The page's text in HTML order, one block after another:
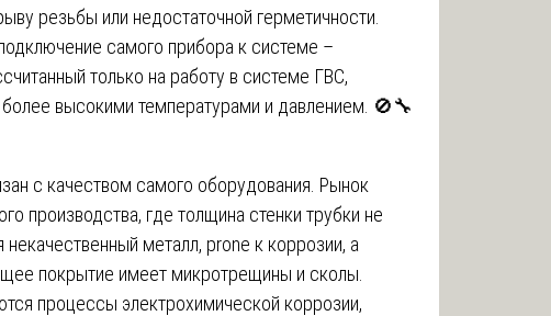
резьбы или недостаточной герметичности.
самого прибора к системе –
только на работу в системе ГВС,
высокими температурами и давлением. 🚫🔧
с качеством самого оборудования. Рынок
производства, где толщина стенки трубки не
некачественный металл, prone к коррозии, а
покрытие имеет микротрещины и сколы.
процессы электрохимической коррозии,